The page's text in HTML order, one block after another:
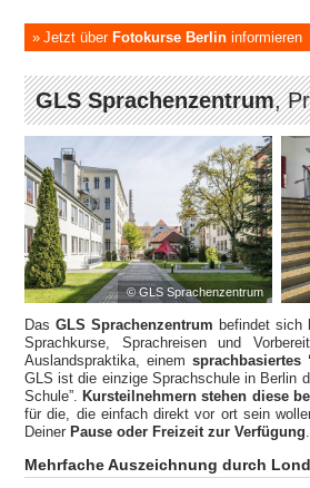
Jetzt über Fotokurse Berlin informieren
GLS Sprachenzentrum,
© GLS Sprachenzentrum
Das GLS Sprachenzentrum befindet sich
Sprachkurse, Sprachreisen und
Auslandspraktika, einem sprachbasiertes
GLS ist die einzige Sprachschule in Berlin
Schule”. Kursteilnehmern stehen diese
für die, die einfach direkt vor ort sein
Deiner Pause oder Freizeit zur Verfügung.
Mehrfache Auszeichnung durch